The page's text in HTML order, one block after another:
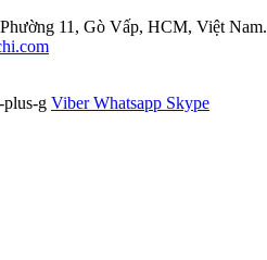
11, Gò Vấp, HCM, Việt Nam.
plus-g Viber Whatsapp Skype